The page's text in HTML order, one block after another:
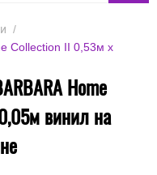
/
Collection II 0,53м x
Home
винил на